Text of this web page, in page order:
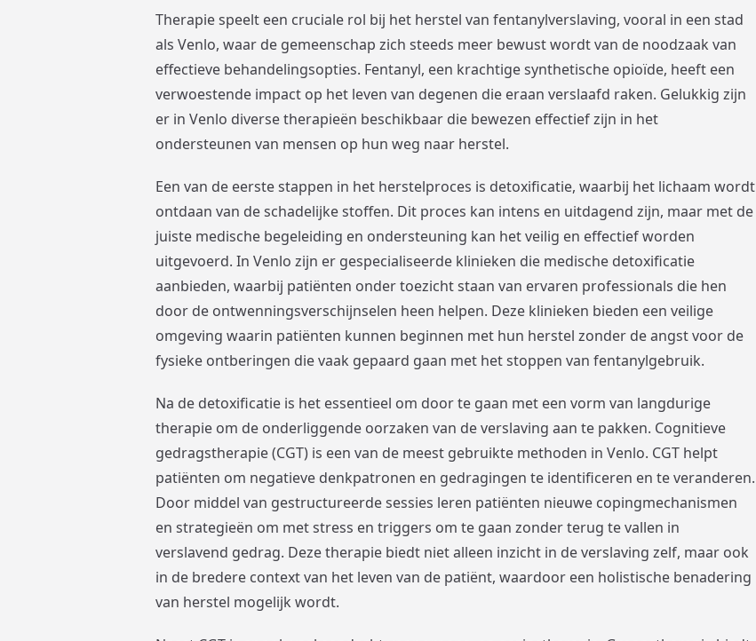
Therapie speelt een cruciale rol bij het herstel van fentanylverslaving, vooral in een stad
als Venlo, waar de gemeenschap zich steeds meer bewust wordt van de noodzaak van
effectieve behandelingsopties. Fentanyl, een krachtige synthetische opioïde, heeft een
verwoestende impact op het leven van degenen die eraan verslaafd raken. Gelukkig zijn
er in Venlo diverse therapieën beschikbaar die bewezen effectief zijn in het
ondersteunen van mensen op hun weg naar herstel.
Een van de eerste stappen in het herstelproces is detoxificatie, waarbij het lichaam wordt
ontdaan van de schadelijke stoffen. Dit proces kan intens en uitdagend zijn, maar met de
juiste medische begeleiding en ondersteuning kan het veilig en effectief worden
uitgevoerd. In Venlo zijn er gespecialiseerde klinieken die medische detoxificatie
aanbieden, waarbij patiënten onder toezicht staan van ervaren professionals die hen
door de ontwenningsverschijnselen heen helpen. Deze klinieken bieden een veilige
omgeving waarin patiënten kunnen beginnen met hun herstel zonder de angst voor de
fysieke ontberingen die vaak gepaard gaan met het stoppen van fentanylgebruik.
Na de detoxificatie is het essentieel om door te gaan met een vorm van langdurige
therapie om de onderliggende oorzaken van de verslaving aan te pakken. Cognitieve
gedragstherapie (CGT) is een van de meest gebruikte methoden in Venlo. CGT helpt
patiënten om negatieve denkpatronen en gedragingen te identificeren en te veranderen.
Door middel van gestructureerde sessies leren patiënten nieuwe copingmechanismen
en strategieën om met stress en triggers om te gaan zonder terug te vallen in
verslavend gedrag. Deze therapie biedt niet alleen inzicht in de verslaving zelf, maar ook
in de bredere context van het leven van de patiënt, waardoor een holistische benadering
van herstel mogelijk wordt.